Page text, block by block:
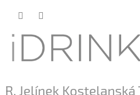
R. Jelínek